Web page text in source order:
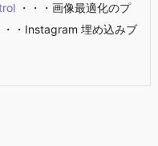
・・・画像最適化のプ
・Instagram 埋め込みブ